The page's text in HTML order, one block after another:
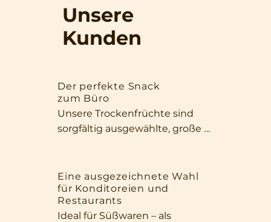
Unsere
Kunden
Der perfekte Snack
zum Büro
Unsere Trockenfrüchte sind
sorgfältig ausgewählte, große
auch durch ihre Qualität
überzeugen. Dank ihrer Größe
und ihres intensiven Duftes
eignen sie sich perfekt als Snack
Eine ausgezeichnete Wahl
für Konditoreien und
Restaurants
Ideal für Süßwaren – als